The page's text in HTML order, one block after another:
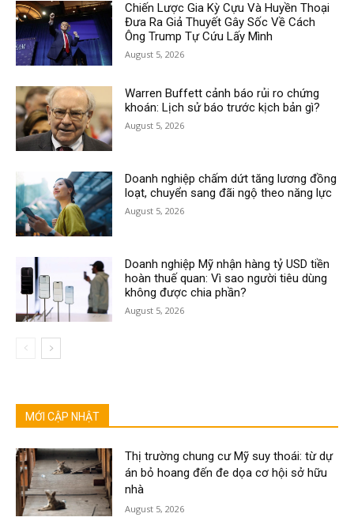
Chiến Lược Gia Kỳ Cựu Và Huyền Thoại
Đưa Ra Giả Thuyết Gây Sốc Về Cách
Ông Trump Tự Cứu Lấy Mình
August 5, 2026
Warren Buffett cảnh báo rủi ro chứng
khoán: Lịch sử báo trước kịch bản gì?
August 5, 2026
Doanh nghiệp chấm dứt tăng lương đồng
loạt, chuyển sang đãi ngộ theo năng lực
August 5, 2026
Doanh nghiệp Mỹ nhận hàng tỷ USD tiền
hoàn thuế quan: Vì sao người tiêu dùng
không được chia phần?
August 5, 2026
MỚI CẬP NHẬT
Thị trường chung cư Mỹ suy thoái: từ dự
án bỏ hoang đến đe dọa cơ hội sở hữu
nhà
August 5, 2026